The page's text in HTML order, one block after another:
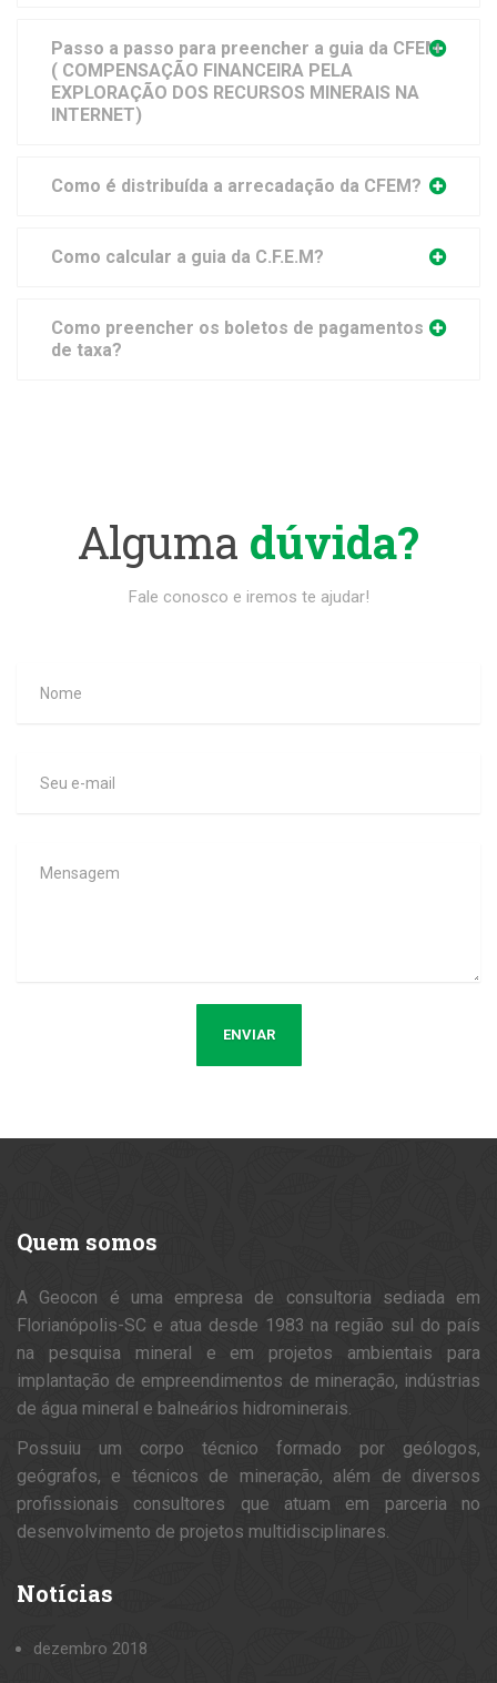
Passo a passo para preencher a guia da CFEM
( COMPENSAÇÃO FINANCEIRA PELA
EXPLORAÇÃO DOS RECURSOS MINERAIS NA
INTERNET)
Como é distribuída a arrecadação da CFEM?
Como calcular a guia da C.F.E.M?
Como preencher os boletos de pagamentos
de taxa?
Alguma dúvida?
Fale conosco e iremos te ajudar!
Quem somos
A Geocon é uma empresa de consultoria sediada em
Florianópolis-SC e atua desde 1983 na região sul do país
na pesquisa mineral e em projetos ambientais para
implantação de empreendimentos de mineração, indústrias
de água mineral e balneários hidrominerais.
Possuiu um corpo técnico formado por geólogos,
geógrafos, e técnicos de mineração, além de diversos
profissionais consultores que atuam em parceria no
desenvolvimento de projetos multidisciplinares.
Notícias
dezembro 2018